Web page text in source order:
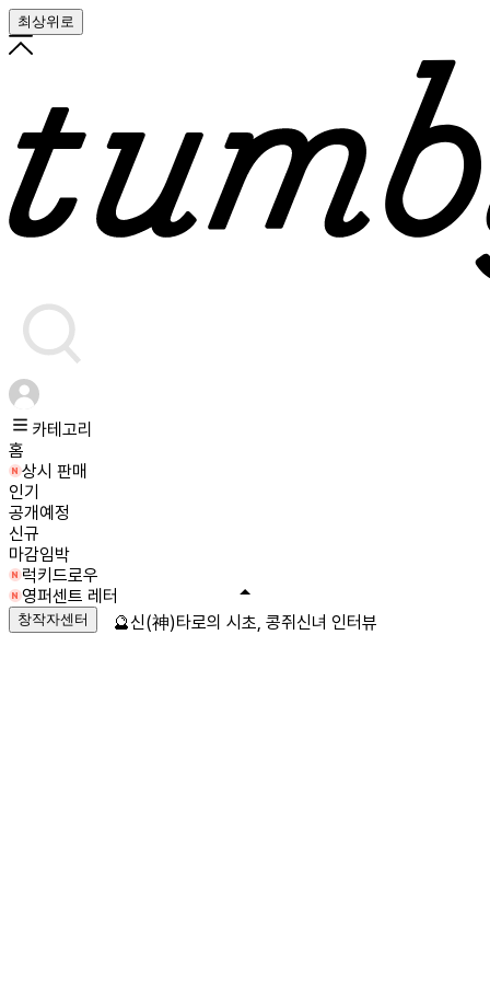
최상위로
카테고리
홈
상시 판매
인기
공개예정
신규
마감임박
럭키드로우
영퍼센트 레터
창작자센터 🔮신(神)타로의 시초, 콩쥐신녀 인터뷰